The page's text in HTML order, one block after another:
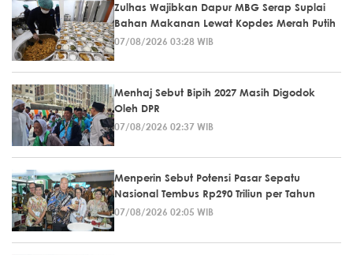
Zulhas Wajibkan Dapur MBG Serap Suplai
Bahan Makanan Lewat Kopdes Merah Putih
07/08/2026 03:28 WIB
Menhaj Sebut Bipih 2027 Masih Digodok
Oleh DPR
07/08/2026 02:37 WIB
Menperin Sebut Potensi Pasar Sepatu
Nasional Tembus Rp290 Triliun per Tahun
07/08/2026 02:05 WIB